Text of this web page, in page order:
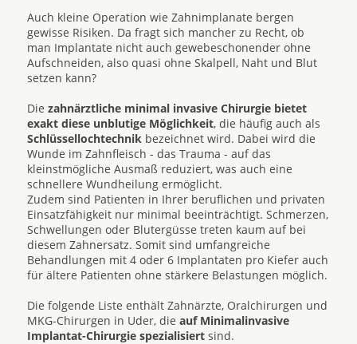
Auch kleine Operation wie Zahnimplanate bergen
gewisse Risiken. Da fragt sich mancher zu Recht, ob
man Implantate nicht auch gewebeschonender ohne
Aufschneiden, also quasi ohne Skalpell, Naht und Blut
setzen kann?
Die zahnärztliche minimal invasive Chirurgie bietet
exakt diese unblutige Möglichkeit, die häufig auch als
Schlüssellochtechnik bezeichnet wird. Dabei wird die
Wunde im Zahnfleisch - das Trauma - auf das
kleinstmögliche Ausmaß reduziert, was auch eine
schnellere Wundheilung ermöglicht.
Zudem sind Patienten in Ihrer beruflichen und privaten
Einsatzfähigkeit nur minimal beeinträchtigt. Schmerzen,
Schwellungen oder Blutergüsse treten kaum auf bei
diesem Zahnersatz. Somit sind umfangreiche
Behandlungen mit 4 oder 6 Implantaten pro Kiefer auch
für ältere Patienten ohne stärkere Belastungen möglich.
Die folgende Liste enthält Zahnärzte, Oralchirurgen und
MKG-Chirurgen in Uder, die auf Minimalinvasive
Implantat-Chirurgie spezialisiert sind.